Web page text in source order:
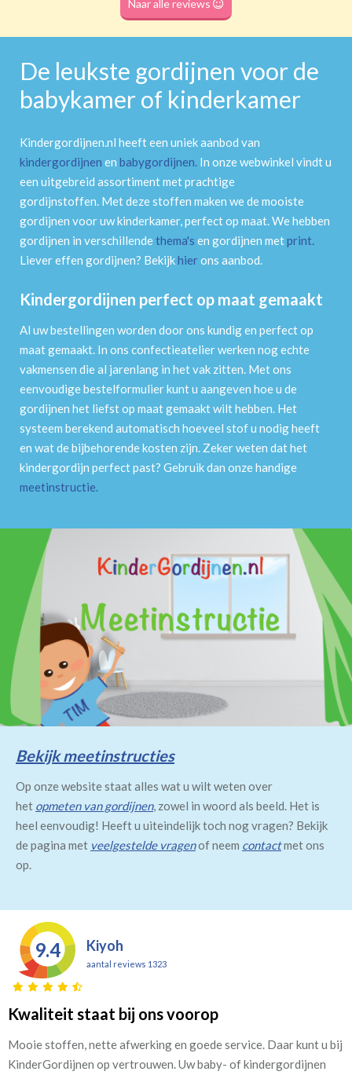
Naar alle reviews
De leukste gordijnen voor de
babykamer of kinderkamer
Kindergordijnen.nl heeft een uniek aanbod van
kindergordijnen en babygordijnen. In onze webwinkel vindt u
een uitgebreid assortiment met prachtige
gordijnstoffen. Met deze stoffen maken we de mooiste
gordijnen voor uw kinderkamer, perfect op maat. We hebben
gordijnen in verschillendethema's en gordijnen metprint.
Liever effen gordijnen? Bekijkhierons aanbod.
Kindergordijnen perfect op maat gemaakt
Al uw bestellingen worden door ons kundig en perfect op
maat gemaakt. In ons confectieatelier werken nog echte
vakmensen die al jarenlang in het vak zitten. Met ons
eenvoudige bestelformulier kunt u aangeven hoe u de
gordijnen het liefst op maat gemaakt wilt hebben. Het
systeem berekend automatisch hoeveel stof u nodig heeft
en wat de bijbehorende kosten zijn. Zeker weten dat het
kindergordijn perfect past? Gebruik dan onze handige
meetinstructie.
Bekijk meetinstructies
Op onze website staat alles wat u wilt weten over
het opmeten van gordijnen, zowel in woord als beeld. Het is
heel eenvoudig! Heeft u uiteindelijk toch nog vragen? Bekijk
de pagina met veelgestelde vragenof neem contactmet ons
op.
9.4 Kiyoh
aantal reviews 1323
Kwaliteit staat bij ons voorop
Mooie stoffen, nette afwerking en goede service. Daar kunt u bij
KinderGordijnen op vertrouwen. Uw baby- of kindergordijnen